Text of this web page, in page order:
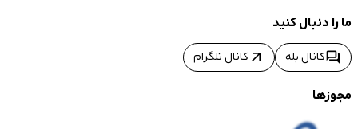
ما را دنبال کنید
forumکانال بله arrow_outward کانال تلگرام
مجوزها